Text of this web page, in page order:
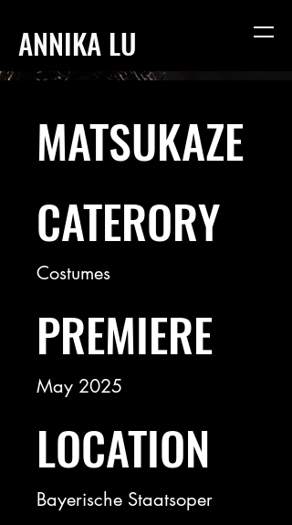
ANNIKA LU
MATSUKAZE
CATERORY
Costumes
PREMIERE
May 2025
LOCATION
Bayerische Staatsoper